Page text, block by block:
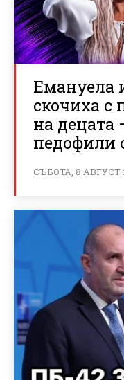
Емануела
скочиха с
на децата
педофили
СЪБОТА, 8 АВГУСТ